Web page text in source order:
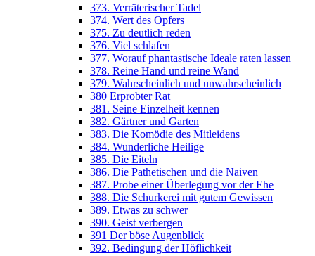
373. Verräterischer Tadel
374. Wert des Opfers
375. Zu deutlich reden
376. Viel schlafen
377. Worauf phantastische Ideale raten lassen
378. Reine Hand und reine Wand
379. Wahrscheinlich und unwahrscheinlich
380 Erprobter Rat
381. Seine Einzelheit kennen
382. Gärtner und Garten
383. Die Komödie des Mitleidens
384. Wunderliche Heilige
385. Die Eiteln
386. Die Pathetischen und die Naiven
387. Probe einer Überlegung vor der Ehe
388. Die Schurkerei mit gutem Gewissen
389. Etwas zu schwer
390. Geist verbergen
391 Der böse Augenblick
392. Bedingung der Höflichkeit